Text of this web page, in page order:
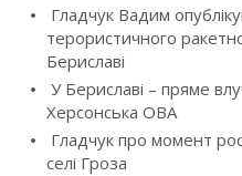
a
Гладчук Вадим
терористичного
Бериславі
У Бериславі – пряме
Херсонська ОВА
Гладчук про момент
селі Гроза